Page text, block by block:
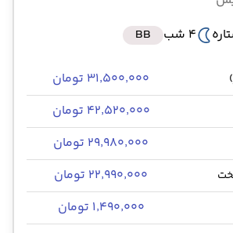
4 شب BB
۳۱٬۵۰۰٬۰۰۰ تومان
۴۲٬۵۲۰٬۰۰۰ تومان
۲۹٬۹۸۰٬۰۰۰ تومان
۲۲٬۹۹۰٬۰۰۰ تومان
۱٬۴۹۰٬۰۰۰ تومان